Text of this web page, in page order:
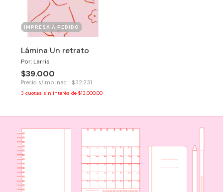
IMPRESA A PEDIDO
Lámina Un retrato
Por: Larris
$39.000
Precio s/imp. nac. : $32.231
3 cuotas sin interés de $13.000,00